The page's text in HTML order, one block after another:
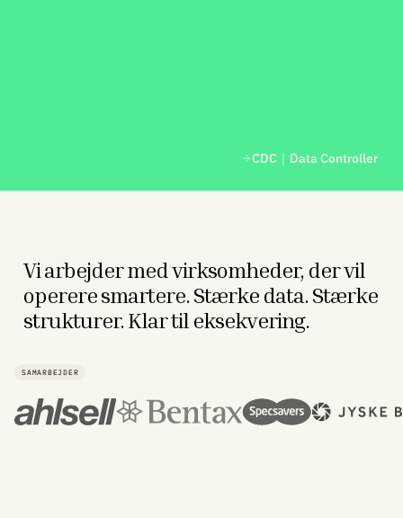
CDC｜Data Controller
Vi arbejder med virksomheder, der vil
operere smartere. Stærke data. Stærke
strukturer. Klar til eksekvering.
SAMARBEJDER